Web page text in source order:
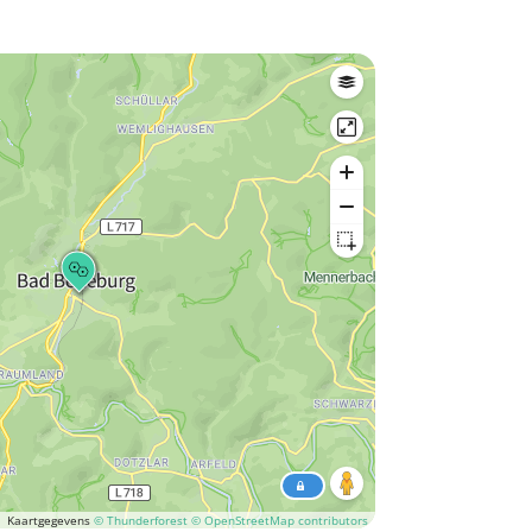
Kaartgegevens © Thunderforest © OpenStreetMap contributors